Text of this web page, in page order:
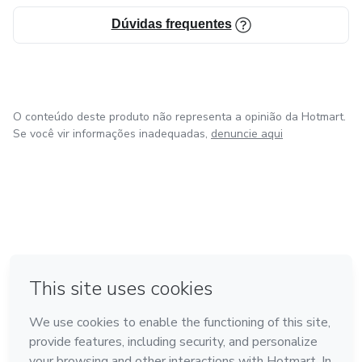
a Matemática de forma estruturada e significativa, o
Clubinho da Matemática oferece um estudo completo,
contínuo e baseado em experiências reais de ensino.
Dúvidas frequentes
O conteúdo deste produto não representa a opinião da Hotmart.
Se você vir informações inadequadas, denuncie aqui
Feito com ❤ na Cidade do México